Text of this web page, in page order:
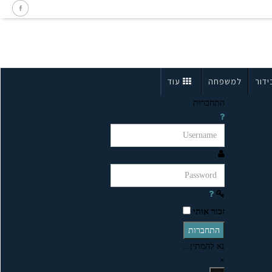
למשפחה עוד
התחברות
זכור אותי
התחברות
נא להמתין...
×